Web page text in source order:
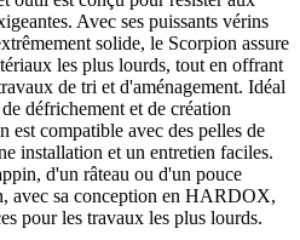
MAXITRAX
MAXITRAX
MAXITRAX
MAXITRAX
150MM
Avec ses puissants vérins
solide, le Scorpion assure
les plus lourds, tout en offrant
de tri et d'aménagement. Idéal
défrichement et de création
est compatible avec des pelles de
installation et un entretien faciles.
d'un râteau ou d'un pouce
avec sa conception en HARDOX,
pour les travaux les plus lourds.